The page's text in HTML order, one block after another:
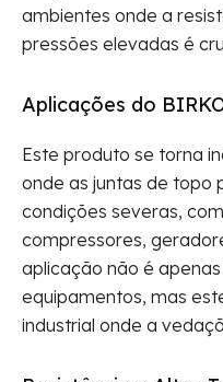
ambientes onde a
pressões elevadas é
Aplicações do
Este produto se torna
onde as juntas de topo
condições severas,
compressores,
aplicação não é
equipamentos, mas
industrial onde a